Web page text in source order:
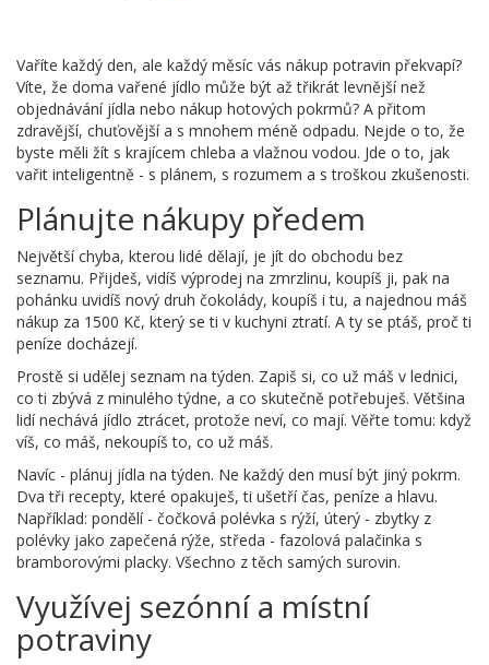
Vaříte každý den, ale každý měsíc vás nákup potravin překvapí?
Víte, že doma vařené jídlo může být až třikrát levnější než
objednávání jídla nebo nákup hotových pokrmů? A přitom
zdravější, chuťovější a s mnohem méně odpadu. Nejde o to, že
byste měli žít s krajícem chleba a vlažnou vodou. Jde o to, jak
vařit inteligentně - s plánem, s rozumem a s troškou zkušenosti.
Plánujte nákupy předem
Největší chyba, kterou lidé dělají, je jít do obchodu bez
seznamu. Přijdeš, vidíš výprodej na zmrzlinu, koupíš ji, pak na
pohánku uvidíš nový druh čokolády, koupíš i tu, a najednou máš
nákup za 1500 Kč, který se ti v kuchyni ztratí. A ty se ptáš, proč ti
peníze docházejí.
Prostě si udělej seznam na týden. Zapiš si, co už máš v lednici,
co ti zbývá z minulého týdne, a co skutečně potřebuješ. Většina
lidí nechává jídlo ztrácet, protože neví, co mají. Věřte tomu: když
víš, co máš, nekoupíš to, co už máš.
Navíc - plánuj jídla na týden. Ne každý den musí být jiný pokrm.
Dva tři recepty, které opakuješ, ti ušetří čas, peníze a hlavu.
Například: pondělí - čočková polévka s rýží, úterý - zbytky z
polévky jako zapečená rýže, středa - fazolová palačinka s
bramborovými placky. Všechno z těch samých surovin.
Využívej sezónní a místní
potraviny